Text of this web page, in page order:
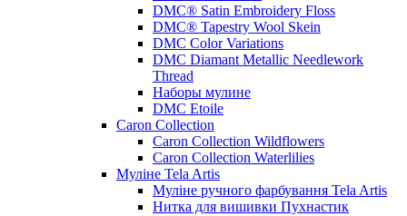
DMC® Satin Embroidery Floss
DMC® Tapestry Wool Skein
DMC Color Variations
DMC Diamant Metallic Needlework
Thread
Наборы мулине
DMC Etoile
Caron Collection
Caron Collection Wildflowers
Caron Collection Waterlilies
Муліне Tela Artis
Муліне ручного фарбування Tela Artis
Нитка для вишивки Пухнастик